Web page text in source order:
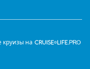
круизы на